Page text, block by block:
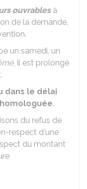
ouvrablesà
de la demande,
un samedi, un
, il est prolongé
dans le délai
homologuée.
du refus de
respect d'une
du montant